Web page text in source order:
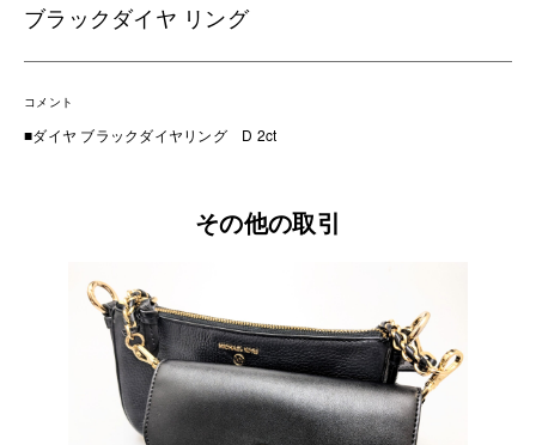
ブラックダイヤ リング
コメント
■ダイヤ ブラックダイヤリング D 2ct
その他の取引